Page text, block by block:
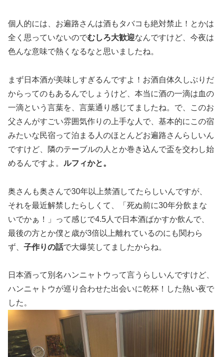
個人的には、お遍路さんは酒もタバコも絶対禁止！とかは
全く思っていないのでむしろ大歓迎なんですけど、今夜は
色んな意味で熱くなるなと思いましたね。
まず日本酒が美味しすぎるんですよ！お酒自体久しぶりだ
からってのもあるんでしょうけど、本当に酒の一滴は血の
一滴という言葉を、言葉通り感じてましたね。で、このお
父さんがすごい雰囲気作りの上手な人で、基本的にこの宿
みたいな民宿って泊まる人のほとんどお遍路さんらしいん
ですけど、隣のテーブルの人とか巻き込んで盃を交わし始
めるんですよ。 ルフィかと。
奥さんも奥さんで30年以上禁酒してたらしいんですが、
それを最近解禁したらしくて、「死ぬ前に30年分飲まな
いでかぁ！」って感じで4.5人で日本酒ばかすか飲んで、
最後の方とか僕と歳が3倍以上離れているのにも関わら
ず、 子作りの話で大爆笑してましたからね。
日本酒って別名ハンニャトウって言うらしいんですけど、
ハンニャトウが巡り合わせた出会いに乾杯！した熱い夜で
した。